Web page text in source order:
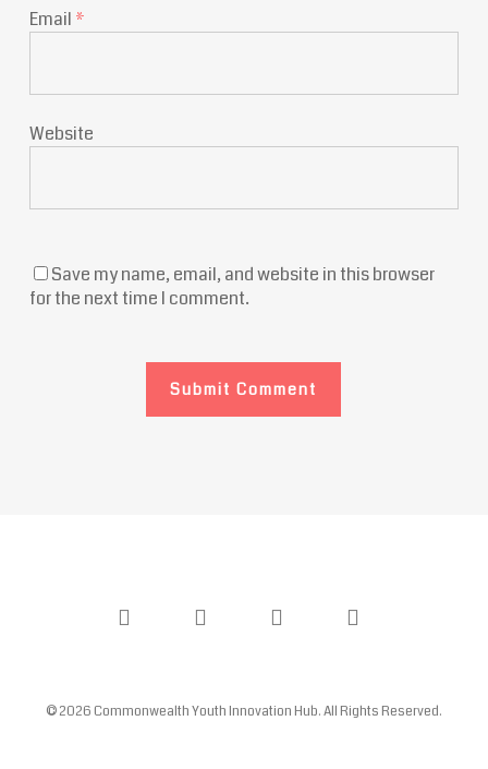
Email *
Website
Save my name, email, and website in this browser
for the next time I comment.
© 2026 Commonwealth Youth Innovation Hub. All Rights Reserved.